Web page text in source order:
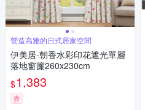
營造高雅的日式居家空間
伊美居-朝香水彩印花遮光單層
落地窗簾260x230cm
$1,383
券